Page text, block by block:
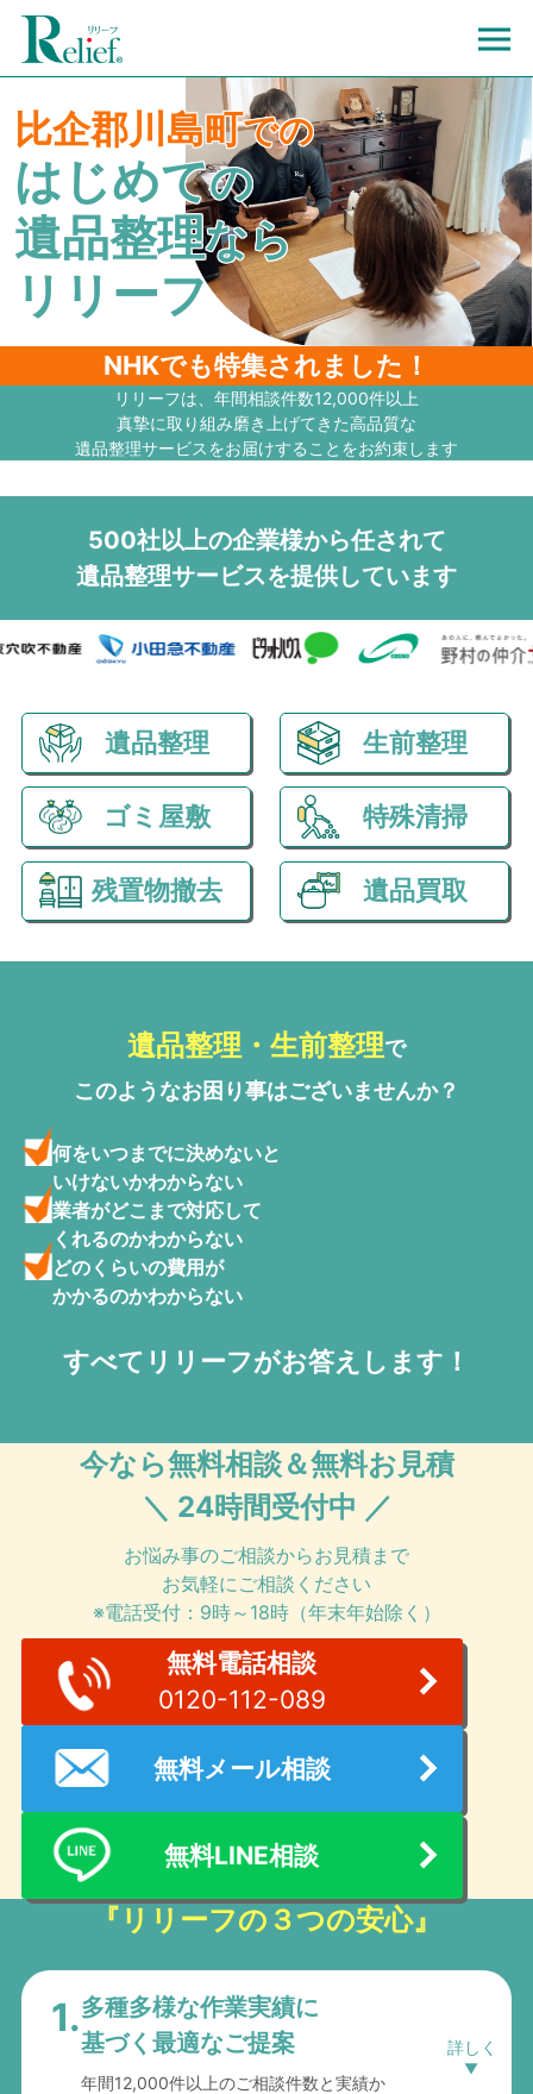
比企郡川島町での
はじめての
遺品整理なら
リリーフ
NHKでも特集されました！
リリーフは、年間相談件数12,000件以上
真摯に取り組み磨き上げてきた高品質な
遺品整理サービスをお届けすることをお約束します
500社以上の企業様から任されて
遺品整理サービスを提供しています
遺品整理 生前整理
ゴミ屋敷 特殊清掃
残置物撤去 遺品買取
遺品整理・生前整理で
このようなお困り事はございませんか？
何をいつまでに決めないと
いけないかわからない
業者がどこまで対応して
くれるのかわからない
どのくらいの費用が
かかるのかわからない
すべてリリーフがお答えします！
今なら無料相談＆無料お見積
＼ 24時間受付中 ／
お悩み事のご相談からお見積まで
お気軽にご相談ください
※電話受付：9時～18時（年末年始除く）
無料電話相談
0120-112-089
無料メール相談
無料LINE相談
『リリーフの３つの安心』
1.多種多様な作業実績に
基づく最適なご提案
年間12,000件以上のご相談件数と実績か